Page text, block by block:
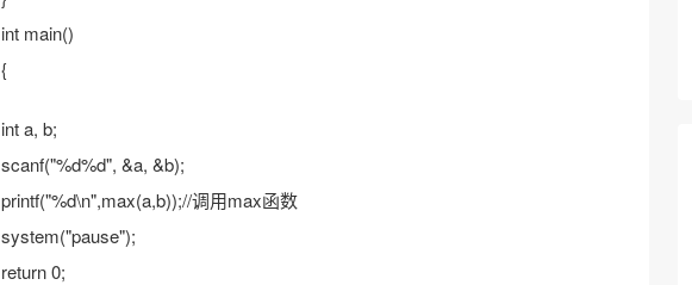
int main()
{
int a, b;
scanf("%d%d", &a, &b);
printf("%d\n",max(a,b));//调用max函数
system("pause");
return 0;